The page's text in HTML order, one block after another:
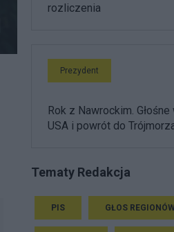
rozliczenia
Prezydent
Rok z Nawrockim.
USA i powrót do
Tematy Redakcja
PIS GŁOS